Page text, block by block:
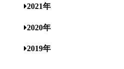
2021年
2020年
2019年